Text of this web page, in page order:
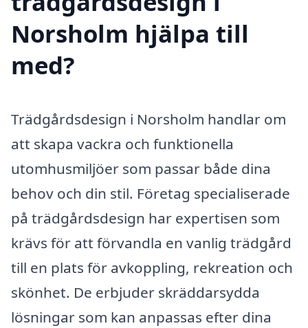
Norsholm hjälpa till
med?
Trädgårdsdesign i Norsholm handlar om
att skapa vackra och funktionella
utomhusmiljöer som passar både dina
behov och din stil. Företag specialiserade
på trädgårdsdesign har expertisen som
krävs för att förvandla en vanlig trädgård
till en plats för avkoppling, rekreation och
skönhet. De erbjuder skräddarsydda
lösningar som kan anpassas efter dina